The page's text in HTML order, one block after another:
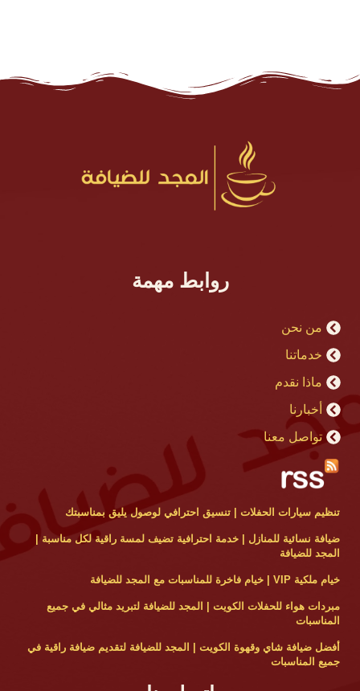
روابط مهمة
من نحن
خدماتنا
ماذا نقدم
أخبارنا
تواصل معنا
تنظيم سيارات الحفلات | تنسيق احترافي لوصول يليق بمناسبتك
ضيافة نسائية للمنازل | خدمة احترافية تضيف لمسة راقية لكل مناسبة |
المجد للضيافة
خيام ملكية VIP | خيام فاخرة للمناسبات مع المجد للضيافة
مبردات هواء للحفلات الكويت | المجد للضيافة لتبريد مثالي في جميع
المناسبات
أفضل ضيافة شاي وقهوة الكويت | المجد للضيافة لتقديم ضيافة راقية في
جميع المناسبات